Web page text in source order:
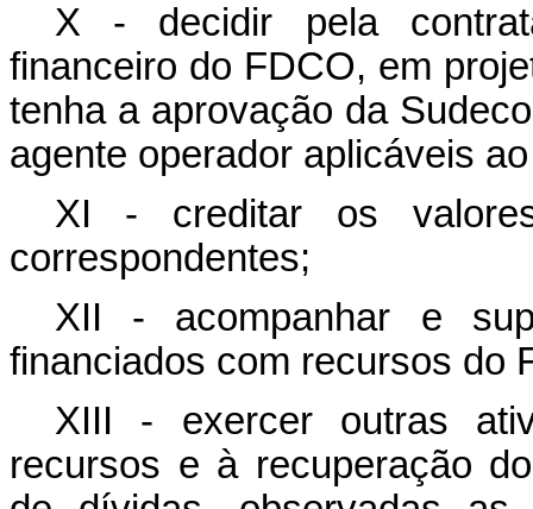
X - decidir pela
financeiro do FDCO, em
tenha a aprovação da
agente operador aplicáveis
XI - creditar os
correspondentes;
XII - acompanhar e
financiados com recursos do
XIII - exercer outras
recursos e à recuperação